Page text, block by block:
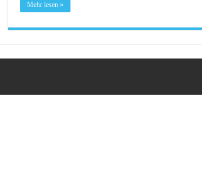
Mehr lesen »